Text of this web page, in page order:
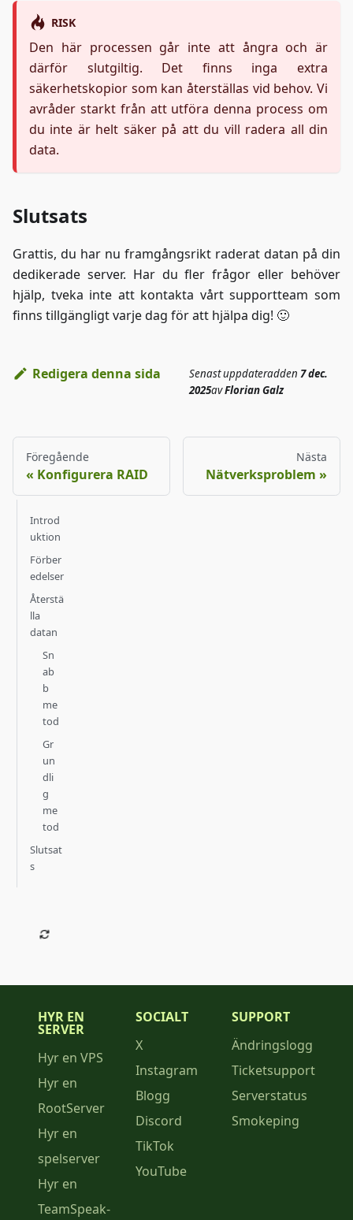
RISK
Den här processen går inte att ångra och är
därför slutgiltig. Det finns inga extra
säkerhetskopior som kan återställas vid behov. Vi
avråder starkt från att utföra denna process om
du inte är helt säker på att du vill radera all din
data.
Slutsats
Grattis, du har nu framgångsrikt raderat datan på din
dedikerade server. Har du fler frågor eller behöver
hjälp, tveka inte att kontakta vårt supportteam som
finns tillgängligt varje dag för att hjälpa dig! 🙂
Redigera denna sida Senast uppdateradden 7 dec.
2025avFlorian Galz
Föregående
Konfigurera RAID
Nästa
Nätverksproblem
Introd
uktion
Förber
edelser
Återstä
lla
datan
Sn
ab
b
me
tod
Gr
un
dli
g
me
tod
Slutsat
s
HYR EN
SERVER
Hyr en VPS
Hyr en
RootServer
Hyr en
spelserver
Hyr en
TeamSpeak-
SOCIALT
X
Instagram
Blogg
Discord
TikTok
YouTube
SUPPORT
Ändringslogg
Ticketsupport
Serverstatus
Smokeping